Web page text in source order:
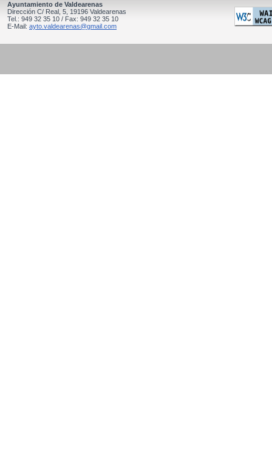
Ayuntamiento de Valdearenas
Dirección C/ Real, 5, 19196 Valdearenas
Tel.: 949 32 35 10 / Fax: 949 32 35 10
E-Mail: ayto.valdearenas@gmail.com